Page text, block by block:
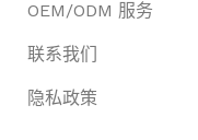
OEM/ODM 服务
联系我们
隐私政策